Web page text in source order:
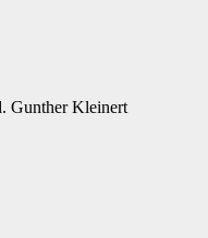
Gunther Kleinert